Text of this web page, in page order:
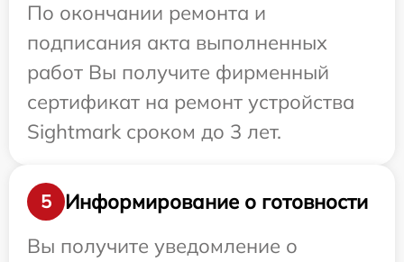
По окончании ремонта и
подписания акта выполненных
работ Вы получите фирменный
сертификат на ремонт устройства
Sightmark сроком до 3 лет.
5
Информирование о готовности
Вы получите уведомление о